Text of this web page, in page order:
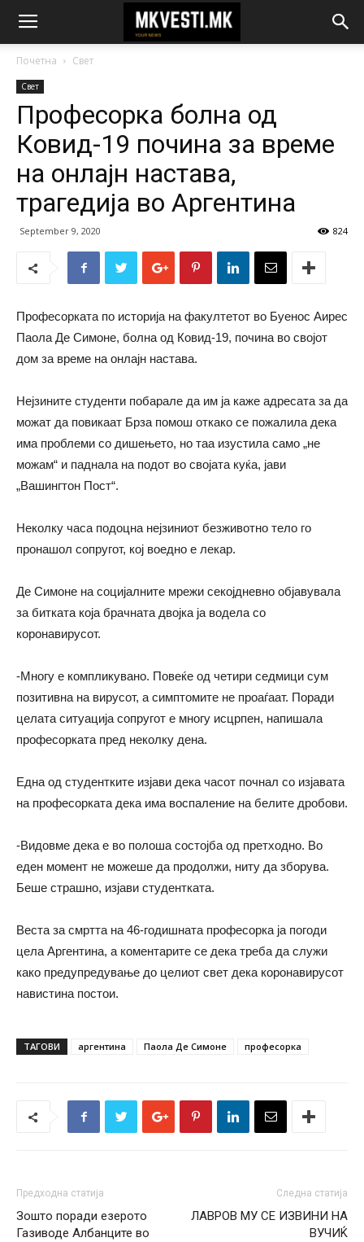
Почетна Свет
Свет
Професорка болна од
Ковид-19 почина за време
на онлајн настава,
трагедија во Аргентина
September 9, 2020 824
Професорката по историја на факултетот во Буенос Аирес
Паола Де Симоне, болна од Ковид-19, почина во својот
дом за време на онлајн настава.
Нејзините студенти побарале да им ја каже адресата за да
можат да повикаат Брза помош откако се пожалила дека
има проблеми со дишењето, но таа изустила само „не
можам“ и паднала на подот во својата куќа, јави
„Вашингтон Пост“.
Неколку часа подоцна нејзиниот безживотно тело го
пронашол сопругот, кој воедно е лекар.
Де Симоне на социјалните мрежи секојдневно објавувала
за битката која брачната двојка ја водела со
коронавирусот.
-Многу е компликувано. Повеќе од четири седмици сум
позитивна на вирусот, а симптомите не проаѓаат. Поради
целата ситуација сопругот е многу исцрпен, напишала
професорката пред неколку дена.
Една од студентките изјави дека часот почнал со изјавата
на професорката дека има воспаление на белите дробови.
-Видовме дека е во полоша состојба од претходно. Во
еден момент не можеше да продолжи, ниту да зборува.
Беше страшно, изјави студентката.
Веста за смртта на 46-годишната професорка ја погоди
цела Аргентина, а коментарите се дека треба да служи
како предупредување до целиот свет дека коронавирусот
навистина постои.
ТАГОВИ аргентина Паола Де Симоне професорка
Предходна статија
Зошто поради езерото
Газиводе Албанците во
Следна статија
ЛАВРОВ МУ СЕ ИЗВИНИ НА
ВУЧИЌ